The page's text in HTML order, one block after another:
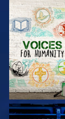
DÉCOUVRIR LES
SÉRIES